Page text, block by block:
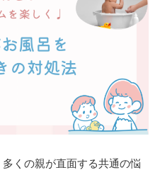
くの親が直面する共通の悩